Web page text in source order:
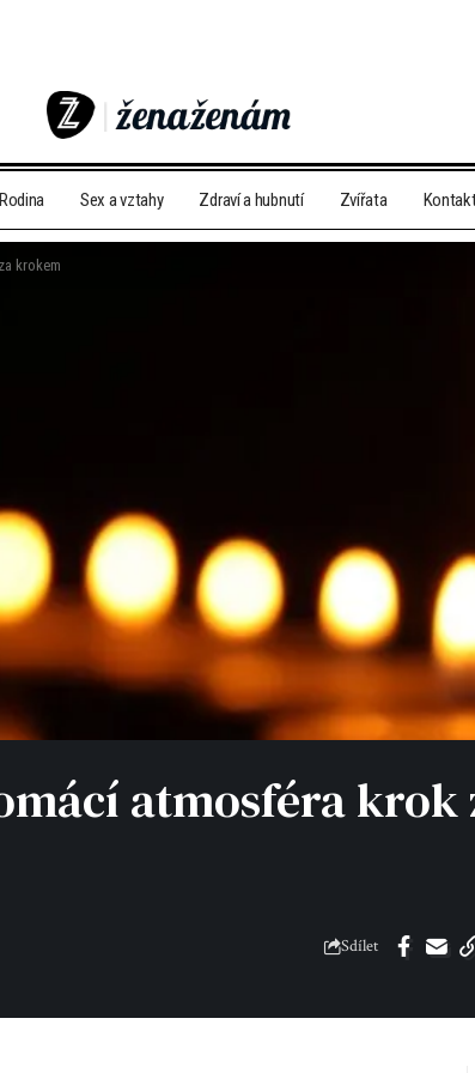
Rodina Sex a vztahy Zdraví a hubnutí Zvířata
krokem
atmosféra krok
Sdílet